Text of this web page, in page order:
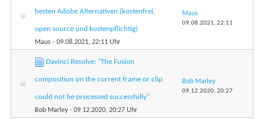
besten Adobe Alternativen (kostenfrei,
open source und kostenpflichtig)
Maus - 09.08.2021, 22:11 Uhr
Maus
09.08.2021, 22:11
Davinci Resolve: "The Fusion
composition on the current frame or clip
could not be processed successfully"
Bob Marley- 09.12.2020, 20:27 Uhr
Bob Marley
09.12.2020, 20:27